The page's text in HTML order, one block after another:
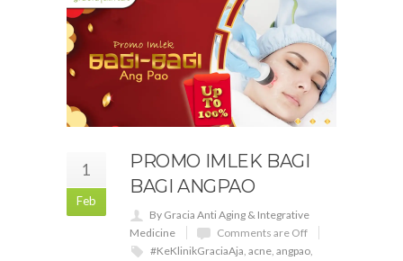
1
Feb
PROMO IMLEK BAGI
BAGI ANGPAO
By Gracia Anti Aging & Integrative
Medicine
Comments are Off
#KeKlinikGraciaAja, acne, angpao,